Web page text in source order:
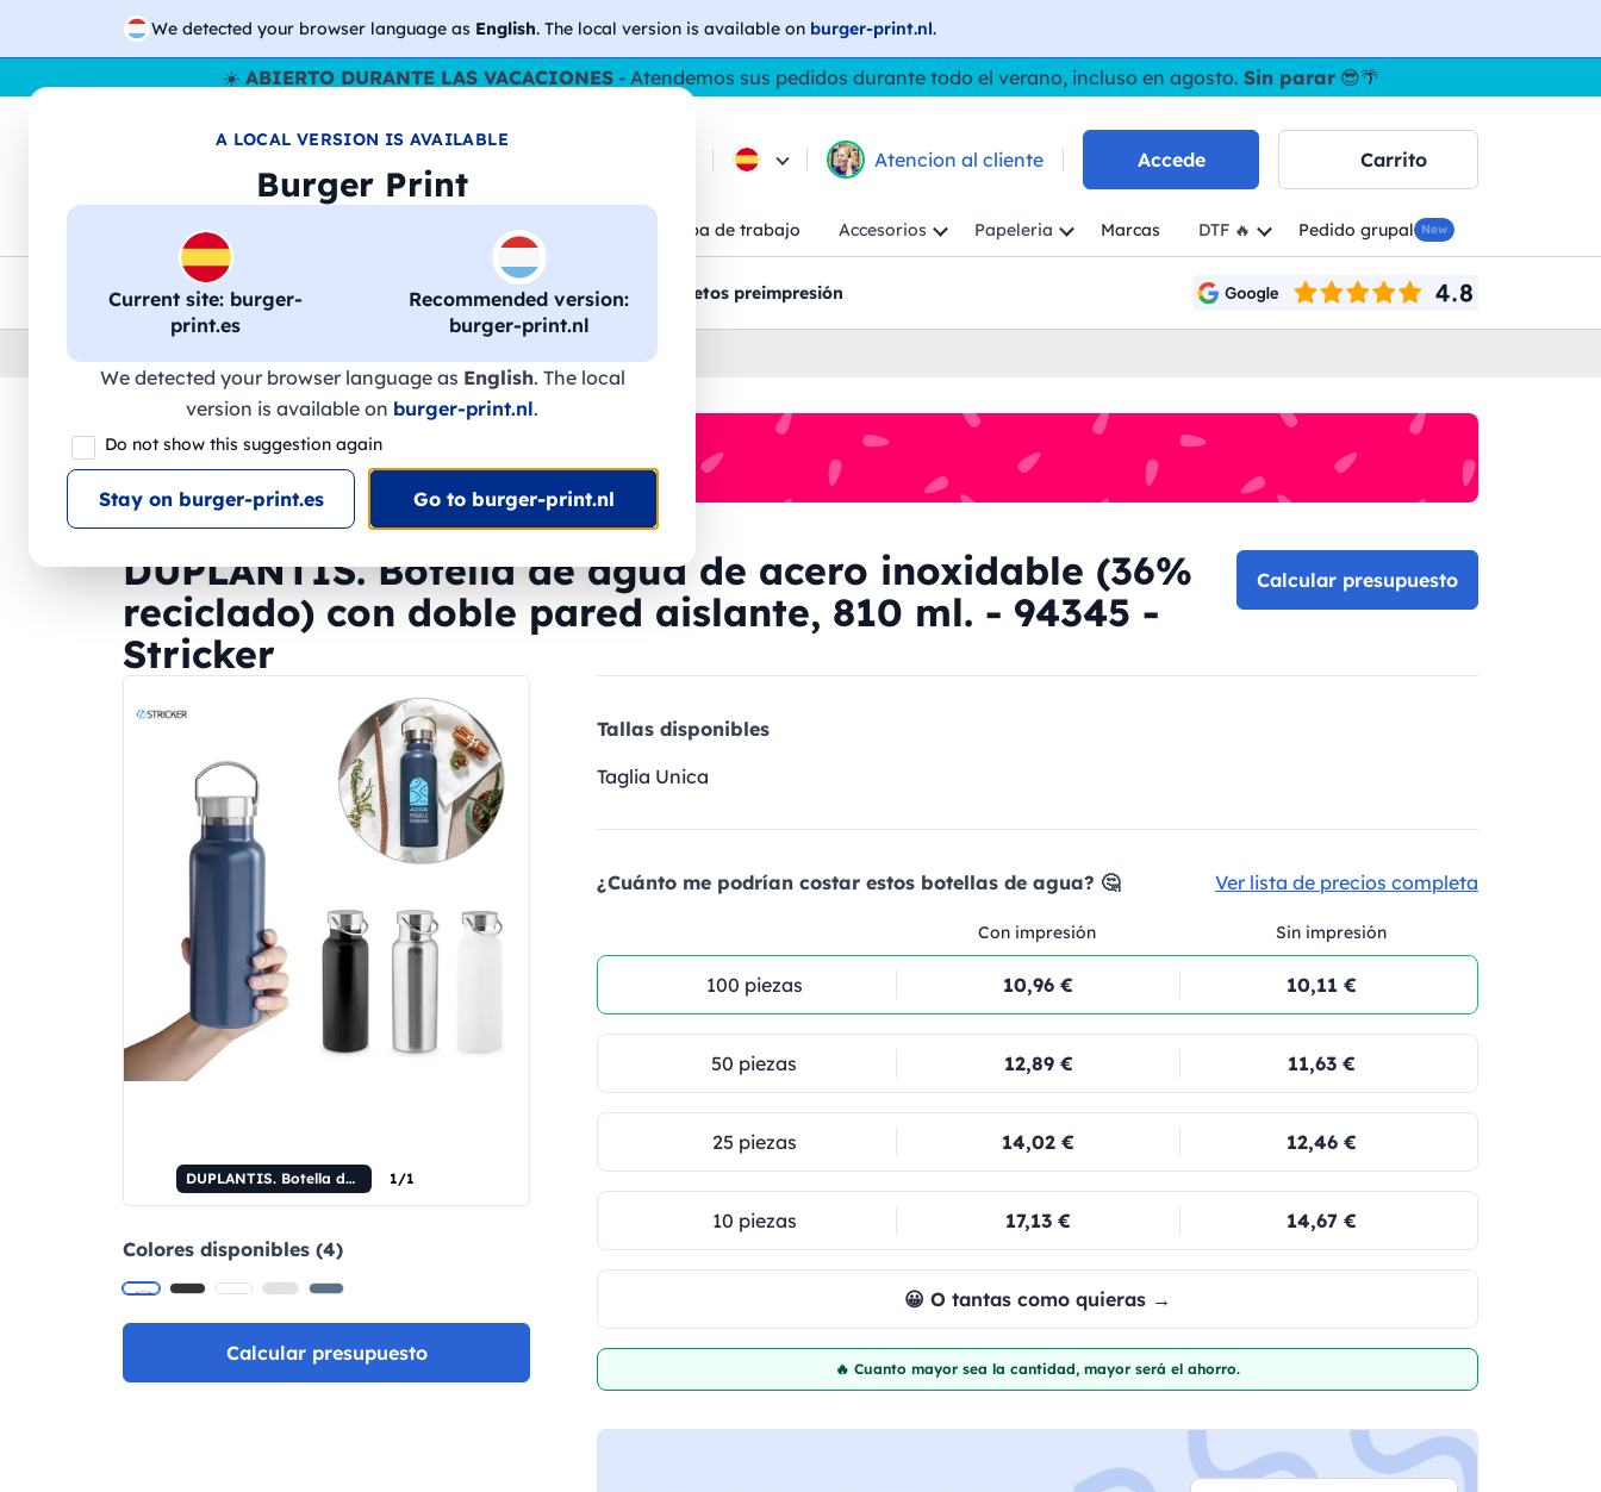
We detected your browser language as English. The local version is available on burger-print.nl.
A LOCAL VERSION IS AVAILABLE
Burger Print
Current site: burger-
print.es
Recommended version:
burger-print.nl
We detected your browser language as English. The local
version is available on burger-print.nl.
Do not show this suggestion again
Stay on burger-print.es Go to burger-print.nl
☀️ ABIERTO DURANTE LAS VACACIONES- Atendemos sus pedidos durante todo el verano, incluso en agosto. Sin parar😎🌴
Atencion al cliente Accede Carrito
Camisetas Mujer Ropa de trabajo Accesorios Papeleria Marcas DTF 🔥 Pedido grupal New
Envio en toda la UE Descuento por volumenAtencion al cliente Bocetos preimpresión
🔥 -30% de impresión DTF
DUPLANTIS. Botella de agua de acero inoxidable (36%
reciclado) con doble pared aislante, 810 ml. - 94345 -
Stricker
Calcular presupuesto
DUPLANTIS. Botella de agua de acero inoxidable (36% reciclado) con doble pared aislante, 810 ml. 1/1
Colores disponibles (4)
Calcular presupuesto
Tallas disponibles
Taglia Unica
¿Cuánto me podrían costar estos botellas de agua? 🤔 Ver lista de precios completa
Con impresión Sin impresión
100 piezas 10,96 € 10,11 €
50 piezas 12,89 € 11,63 €
25 piezas 14,02 € 12,46 €
10 piezas 17,13 € 14,67 €
😀 O tantas como quieras →
🔥 Cuanto mayor sea la cantidad, mayor será el ahorro.